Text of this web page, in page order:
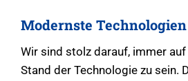
Modernste Technologien
Wir sind stolz darauf, immer
Stand der Technologie zu sein.